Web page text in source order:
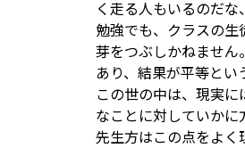
く走る人もいるのだ
勉強でも、クラスの
芽をつぶしかねませ
あり、結果が平等とい
この世の中は、現実
なことに対していか
先生方はこの点をよく